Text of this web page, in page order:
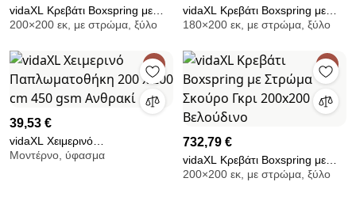
vidaXL Κρεβάτι Boxspring με
Στρώμα Σκούρο Γκρι 200x200
200×200 εκ, με στρώμα, ξύλο
vidaXL Κρεβάτι Boxspring με
Στρώμα Μαύρο 180x200 εκ.
180×200 εκ, με στρώμα, ξύλο
39,53 €
vidaXL Χειμερινό
Παπλωματοθήκη 200 x 200 cm
Μοντέρνο, ύφασμα
732,79 €
vidaXL Κρεβάτι Boxspring με
Στρώμα Σκούρο Γκρι 200x200
200×200 εκ, με στρώμα, ξύλο